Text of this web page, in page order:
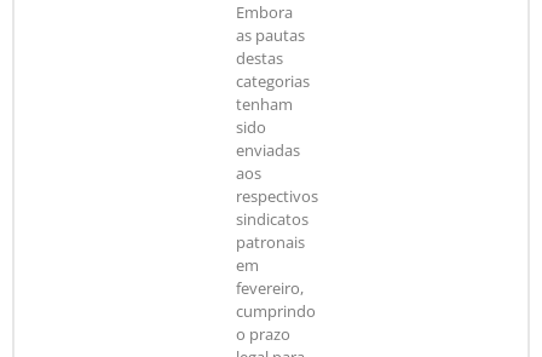
Embora
as pautas
destas
categorias
tenham
sido
enviadas
aos
respectivos
sindicatos
patronais
em
fevereiro,
cumprindo
o prazo